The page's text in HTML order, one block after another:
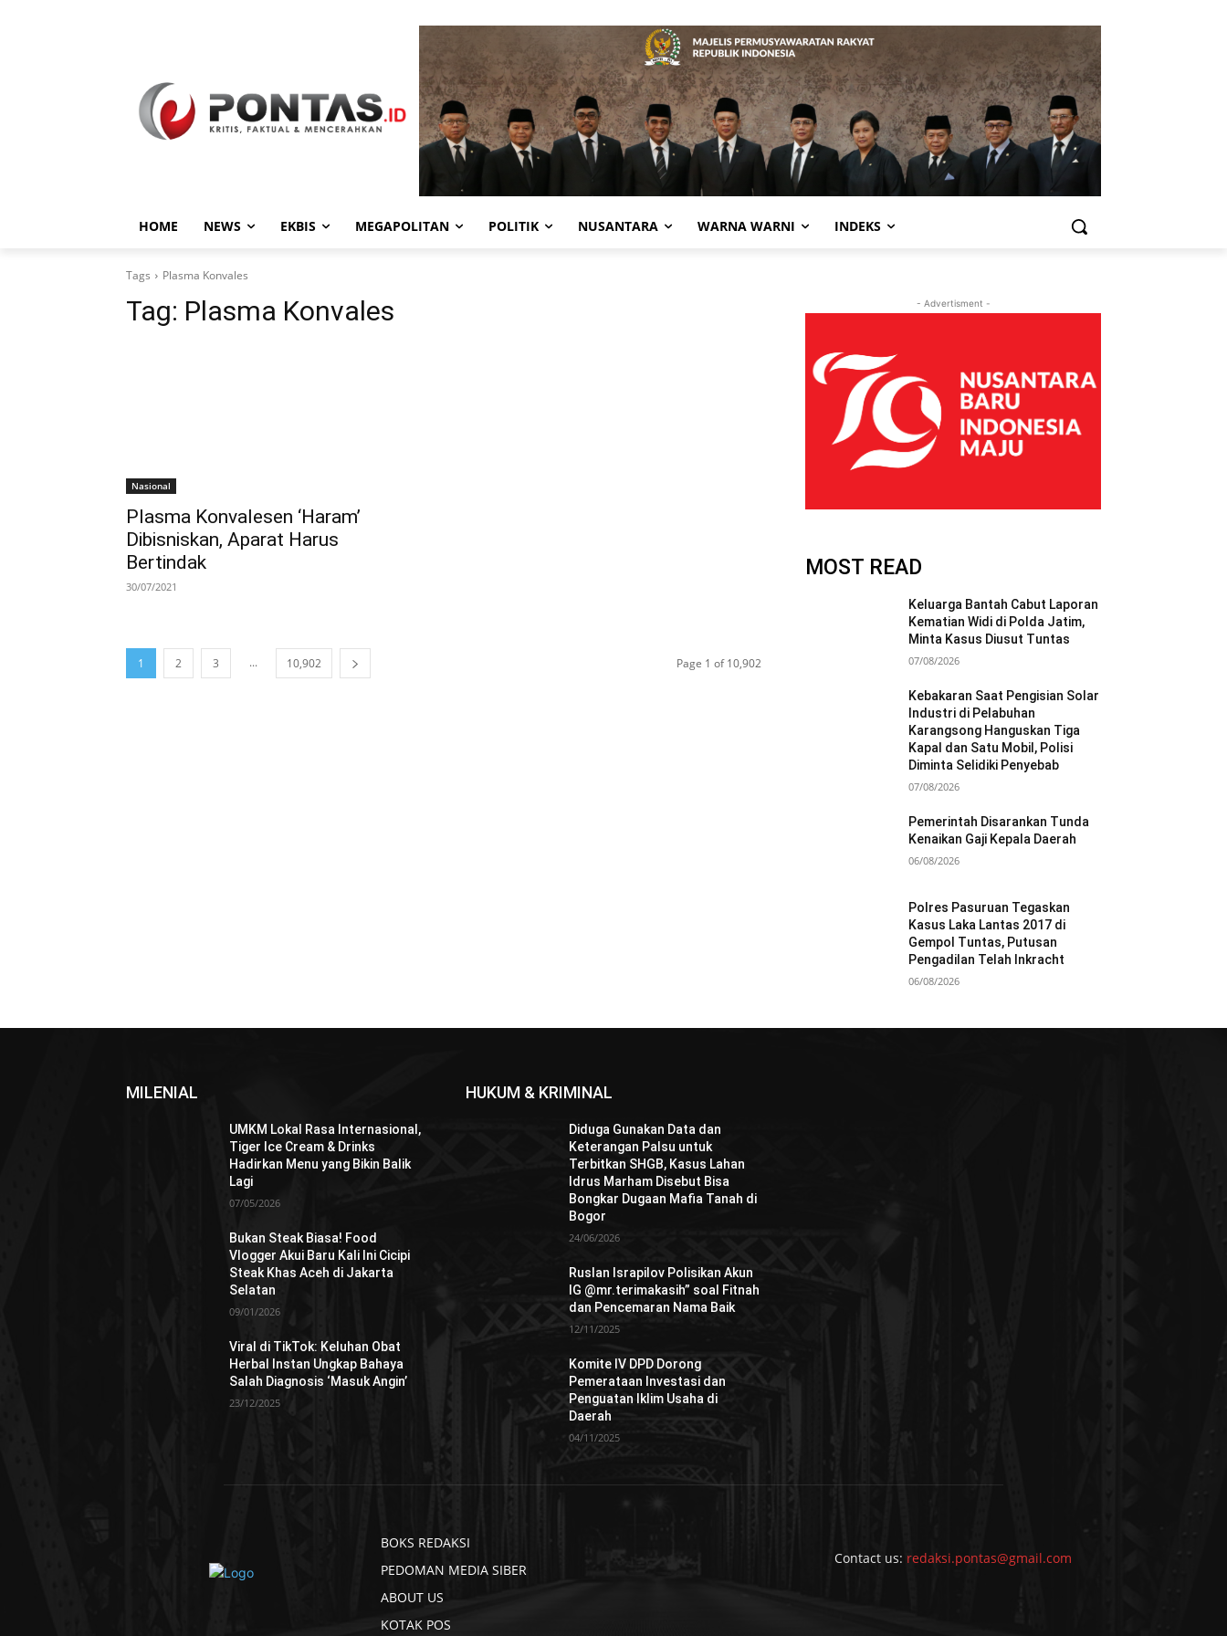
HOME NEWS EKBIS MEGAPOLITAN POLITIK NUSANTARA WARNA WARNI INDEKS
Tags Plasma Konvales
Tag: Plasma Konvales
Nasional
Plasma Konvalesen ‘Haram’
Dibisniskan, Aparat Harus
Bertindak
30/07/2021
1 2 3 ... 10,902 Page 1 of 10,902
- Advertisment -
MOST READ
Keluarga Bantah Cabut Laporan
Kematian Widi di Polda Jatim,
Minta Kasus Diusut Tuntas
07/08/2026
Kebakaran Saat Pengisian Solar
Industri di Pelabuhan
Karangsong Hanguskan Tiga
Kapal dan Satu Mobil, Polisi
Diminta Selidiki Penyebab
07/08/2026
Pemerintah Disarankan Tunda
Kenaikan Gaji Kepala Daerah
06/08/2026
Polres Pasuruan Tegaskan
Kasus Laka Lantas 2017 di
Gempol Tuntas, Putusan
Pengadilan Telah Inkracht
06/08/2026
MILENIAL
UMKM Lokal Rasa Internasional,
Tiger Ice Cream & Drinks
Hadirkan Menu yang Bikin Balik
Lagi
07/05/2026
Bukan Steak Biasa! Food
Vlogger Akui Baru Kali Ini Cicipi
Steak Khas Aceh di Jakarta
Selatan
09/01/2026
Viral di TikTok: Keluhan Obat
Herbal Instan Ungkap Bahaya
Salah Diagnosis ‘Masuk Angin’
23/12/2025
HUKUM & KRIMINAL
Diduga Gunakan Data dan
Keterangan Palsu untuk
Terbitkan SHGB, Kasus Lahan
Idrus Marham Disebut Bisa
Bongkar Dugaan Mafia Tanah di
Bogor
24/06/2026
Ruslan Israpilov Polisikan Akun
IG @mr.terimakasih” soal Fitnah
dan Pencemaran Nama Baik
12/11/2025
Komite IV DPD Dorong
Pemerataan Investasi dan
Penguatan Iklim Usaha di
Daerah
04/11/2025
BOKS REDAKSI
PEDOMAN MEDIA SIBER
ABOUT US
KOTAK POS
Contact us: redaksi.pontas@gmail.com